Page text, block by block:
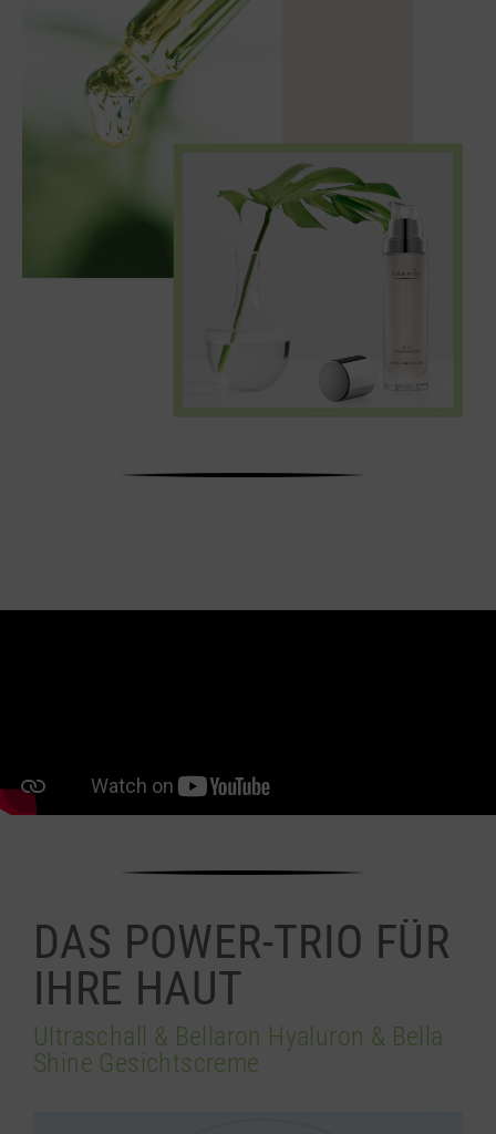
DAS POWER-TRIO FÜR
IHRE HAUT
Ultraschall & Bellaron Hyaluron & Bella
Shine Gesichtscreme